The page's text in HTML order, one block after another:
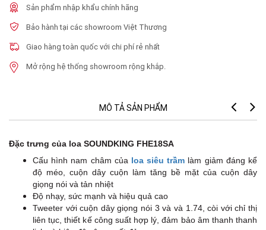
Sản phẩm nhập khẩu chính hãng
Bảo hành tại các showroom Việt Thương
Giao hàng toàn quốc với chi phí rẻ nhất
Mở rộng hệ thống showroom rộng khắp.
MÔ TẢ SẢN PHẨM
Đặc trưng của loa SOUNDKING FHE18SA
Cấu hình nam châm của loa siêu trầm làm giảm đáng kể
độ méo, cuộn dây cuộn làm tăng bề mặt của cuộn dây
giọng nói và tản nhiệt
Độ nhạy, sức mạnh và hiệu quả cao
Tweeter với cuộn dây giọng nói 3 và và 1.74, còi với chỉ thị
liên tục, thiết kế công suất hợp lý, đảm bảo âm thanh thanh